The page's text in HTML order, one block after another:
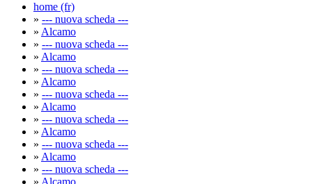
home (fr)
» --- nuova scheda ---
» Alcamo
» --- nuova scheda ---
» Alcamo
» --- nuova scheda ---
» Alcamo
» --- nuova scheda ---
» Alcamo
» --- nuova scheda ---
» Alcamo
» --- nuova scheda ---
» Alcamo
» --- nuova scheda ---
» Alcamo